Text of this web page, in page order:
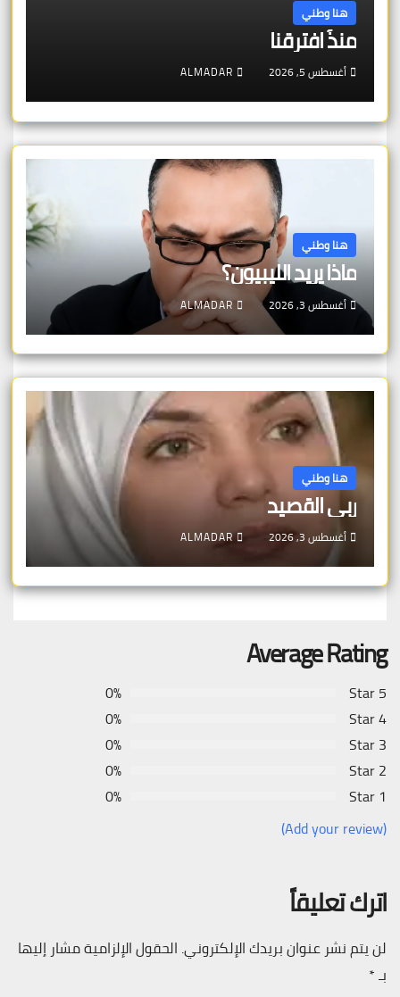
هنا وطني
منذُ افترقنا
أغسطس 5, 2026 ALMADAR
هنا وطني
ماذا يريد الليبيون؟
أغسطس 3, 2026 ALMADAR
هنا وطني
ربى القصيد
أغسطس 3, 2026 ALMADAR
Average Rating
5 Star
0%
4 Star
0%
3 Star
0%
2 Star
0%
1 Star
0%
(Add your review)
اترك تعليقاً
لن يتم نشر عنوان بريدك الإلكتروني. الحقول الإلزامية مشار إليها
بـ*